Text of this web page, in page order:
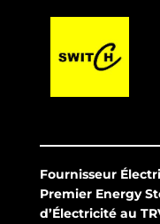
Fournisseur
Premier Energy
d’Électricité au